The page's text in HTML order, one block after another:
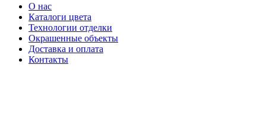
О нас
Каталоги цвета
Технологии отделки
Окрашенные объекты
Доставка и оплата
Контакты